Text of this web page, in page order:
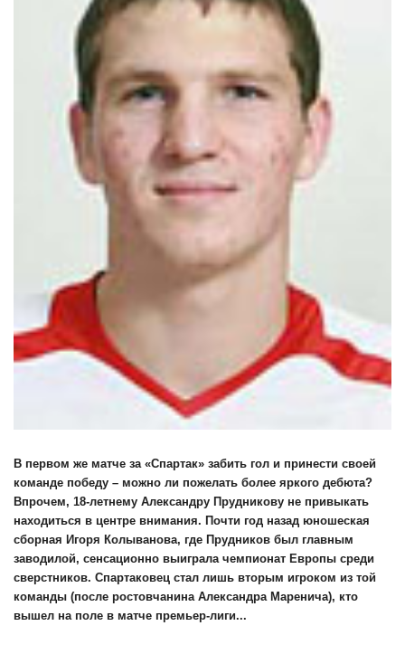
В первом же матче за «Спартак» забить гол и принести своей
команде победу – можно ли пожелать более яркого дебюта?
Впрочем, 18-летнему Александру Прудникову не привыкать
находиться в центре внимания. Почти год назад юношеская
сборная Игоря Колыванова, где Прудников был главным
заводилой, сенсационно выиграла чемпионат Европы среди
сверстников. Спартаковец стал лишь вторым игроком из той
команды (после ростовчанина Александра Маренича), кто
вышел на поле в матче премьер-лиги...